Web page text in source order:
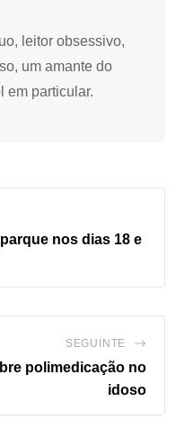
leitor obsessivo,
um amante do
em particular.
nos dias 18 e
SEGUINTE
polimedicação no
idoso